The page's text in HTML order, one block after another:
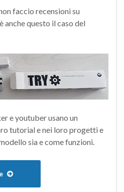
faccio recensioni su
questo il caso del
e youtuber usano un
tutorial e nei loro progetti e
sia e come funzioni.